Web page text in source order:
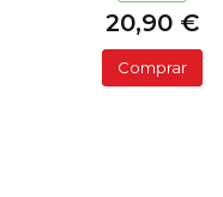
20,90 €
Comprar